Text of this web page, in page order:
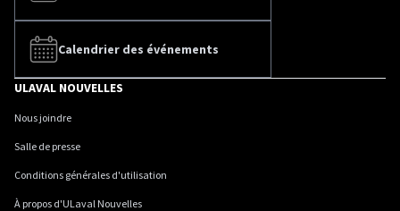
Calendrier des événements
ULAVAL NOUVELLES
Nous joindre
Salle de presse
Conditions générales d'utilisation
À propos d'ULaval Nouvelles